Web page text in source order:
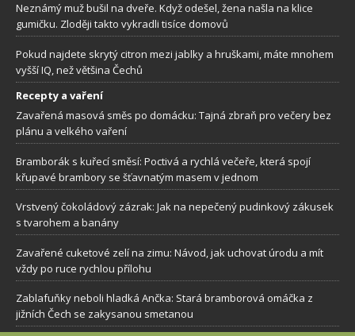
Neznámý muž bušil na dveře. Když odešel, žena našla na klice
gumičku. Zloději takto vykradli tisíce domovů
Pokud najdete skrytý citron mezi jablky a hruškami, máte mnohem
vyšší IQ, než většina Čechů
Recepty a vaření
Zavařená masová směs po domácku: Tajná zbraň pro večery bez
plánu a velkého vaření
Bramborák s kuřecí směsí: Poctivá a rychlá večeře, která spojí
křupavé brambory se šťavnatým masem v jednom
Vrstvený čokoládový zázrak: Jak na nepečený pudinkový zákusek
s tvarohem a banány
Zavařené cuketové zelí na zimu: Návod, jak uchovat úrodu a mít
vždy po ruce rychlou přílohu
Zablafuňky neboli hladká Ančka: Stará bramborová omáčka z
jižních Čech se zakysanou smetanou